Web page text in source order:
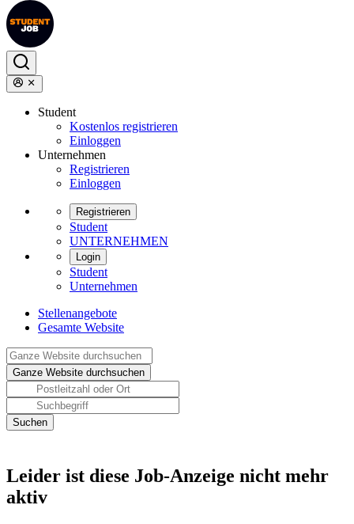
Student
Kostenlos registrieren
Einloggen
Unternehmen
Registrieren
Einloggen
Registrieren
Student
UNTERNEHMEN
Login
Student
Unternehmen
Stellenangebote
Gesamte Website
Leider ist diese Job-Anzeige nicht mehr
aktiv